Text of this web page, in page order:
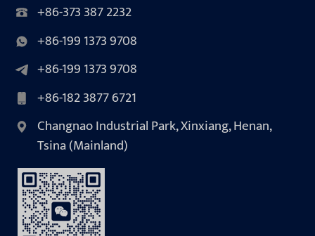
+86-373 387 2232
+86-199 1373 9708
+86-199 1373 9708
+86-182 3877 6721
Changnao Industrial Park, Xinxiang, Henan,
Tsina (Mainland)